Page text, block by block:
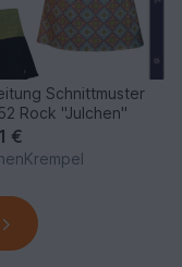
Schnittmuster
Rock "Julchen"
€